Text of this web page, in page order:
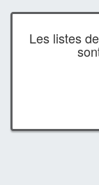
Les listes